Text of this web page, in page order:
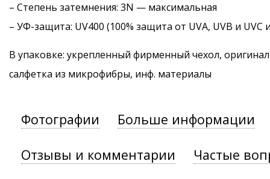
– Степень затемнения: 3N — максимальная
– УФ-защита: UV400 (100% защита от UVA, UVB и UVC
В упаковке: укрепленный фирменный чехол,
салфетка из микрофибры, инф. материалы
Фотографии Больше информации
Отзывы и комментарии Частые